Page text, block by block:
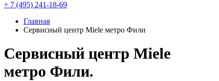
+ 7 (495) 241-18-69
Главная
Сервисный центр Miele метро Фили
Сервисный центр Miele
метро Фили.